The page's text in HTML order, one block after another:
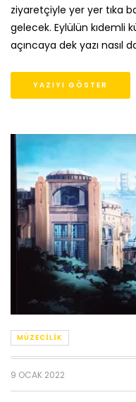
ziyaretçiyle yer yer tıka
gelecek. Eylülün kıdemli
açıncaya dek yazı nasıl
YAZIYI GÖSTER
MÜZECILIK
9 OCAK 2022